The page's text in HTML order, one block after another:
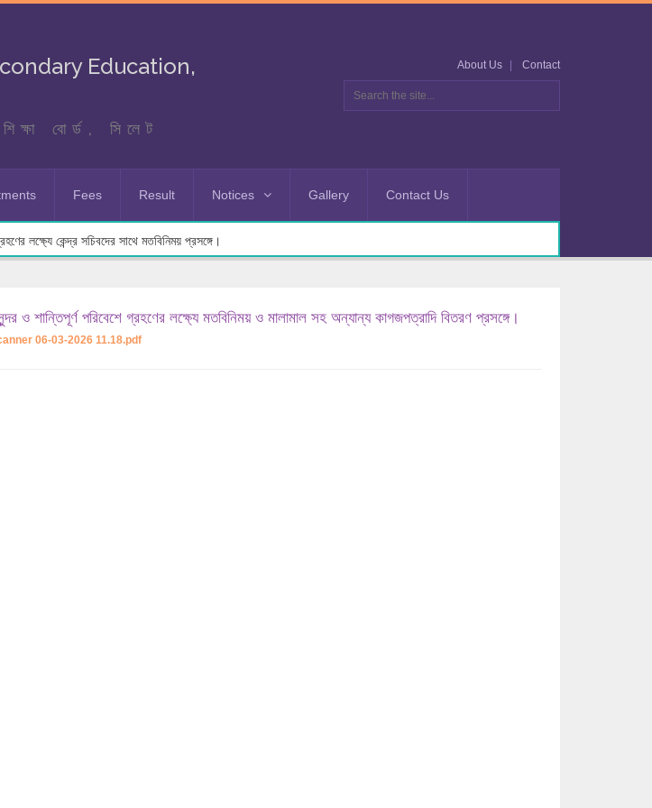
Education,
বোর্ড, সিলেট
About Us Contact
Fees Result Notices Gallery Contact Us
লক্ষ্যে কেন্দ্র সচিবদের সাথে মতবিনিময় প্রসঙ্গে।
ও শান্তিপূর্ণ পরিবেশে গ্রহণের লক্ষ্যে মতবিনিময় ও মালামাল সহ অন্যান্য কাগজপত্রাদি বিতরণ প্রসঙ্গে।
06-03-2026 11.18.pdf